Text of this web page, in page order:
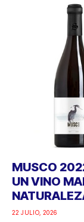
MUSCO
UN VINO
22 JULIO, 2026